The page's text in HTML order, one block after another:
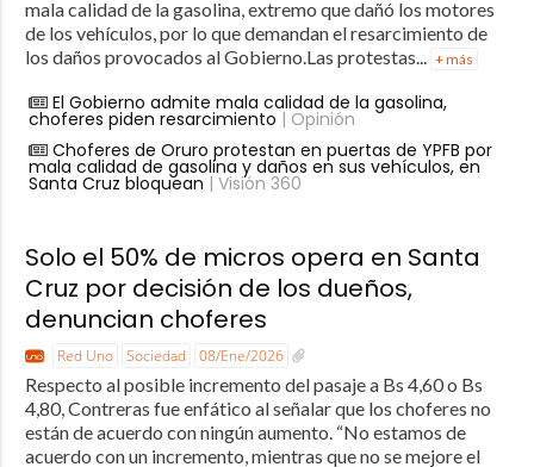
mala calidad de la gasolina, extremo que dañó los motores
de los vehículos, por lo que demandan el resarcimiento de
los daños provocados al Gobierno.Las protestas... + más
El Gobierno admite mala calidad de la gasolina,
choferes piden resarcimiento | Opinión
Choferes de Oruro protestan en puertas de YPFB por
mala calidad de gasolina y daños en sus vehículos, en
Santa Cruz bloquean | Visión 360
Solo el 50% de micros opera en Santa
Cruz por decisión de los dueños,
denuncian choferes
Red Uno Sociedad 08/Ene/2026
Respecto al posible incremento del pasaje a Bs 4,60 o Bs
4,80, Contreras fue enfático al señalar que los choferes no
están de acuerdo con ningún aumento. “No estamos de
acuerdo con un incremento, mientras que no se mejore el